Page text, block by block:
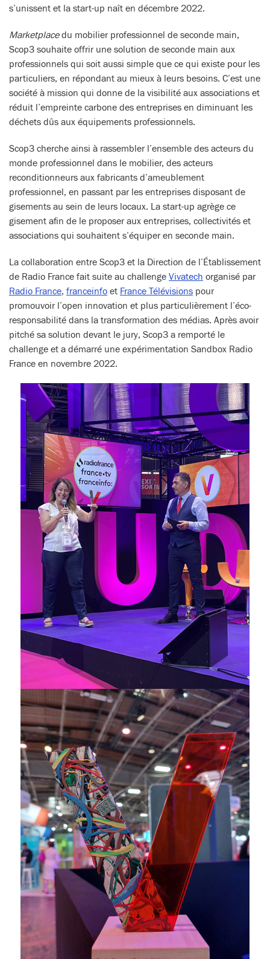
s’unissent et la start-up naît en décembre 2022.
Marketplacedu mobilier professionnel de seconde main,
Scop3 souhaite offrir une solution de seconde main aux
professionnels qui soit aussi simple que ce qui existe pour les
particuliers, en répondant au mieux à leurs besoins. C’est une
société à mission qui donne de la visibilité aux associations et
réduit l’empreinte carbone des entreprises en diminuant les
déchets dûs aux équipements professionnels.
Scop3 cherche ainsi à rassembler l’ensemble des acteurs du
monde professionnel dans le mobilier, des acteurs
reconditionneurs aux fabricants d’ameublement
professionnel, en passant par les entreprises disposant de
gisements au sein de leurs locaux. La start-up agrège ce
gisement afin de le proposer aux entreprises, collectivités et
associations qui souhaitent s’équiper en seconde main.
La collaboration entre Scop3 et la Direction de l’Établissement
de Radio France fait suite au challenge Vivatech organisé par
Radio France, franceinfo et France Télévisions pour
promouvoir l’open innovation et plus particulièrement l’éco-
responsabilité dans la transformation des médias. Après avoir
pitché sa solution devant le jury, Scop3 a remporté le
challenge et a démarré une expérimentation Sandbox Radio
France en novembre 2022.